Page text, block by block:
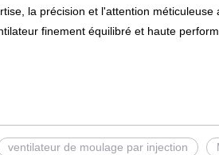
la précision et l'attention
finement équilibré et haute
ventilateur de moulage par injection